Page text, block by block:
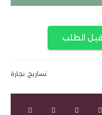
الطلب
تساريح نجارة